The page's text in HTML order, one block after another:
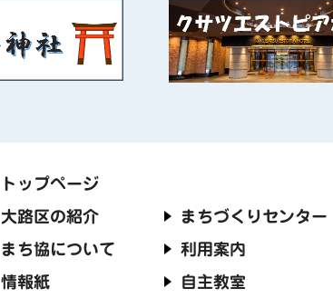
トップページ
大路区の紹介
まち協について
情報紙
まちづくりセンター
利用案内
自主教室